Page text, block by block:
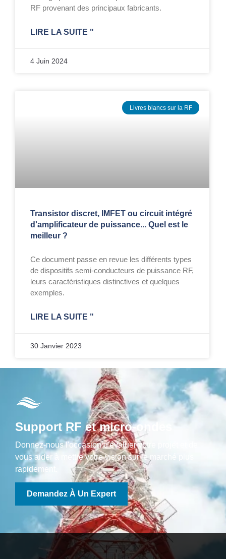
RF provenant des principaux fabricants.
LIRE LA SUITE "
4 Juin 2024
Livres blancs sur la RF
Transistor discret, IMFET ou circuit intégré
d'amplificateur de puissance... Quel est le
meilleur ?
Ce document passe en revue les différents types
de dispositifs semi-conducteurs de puissance RF,
leurs caractéristiques distinctives et quelques
exemples.
LIRE LA SUITE "
30 Janvier 2023
Support RF et micro-ondes
Donnez-nous l'occasion d'évaluer votre projet et de
vous aider à mettre votre vision sur le marché plus
rapidement.
Demandez À Un Expert